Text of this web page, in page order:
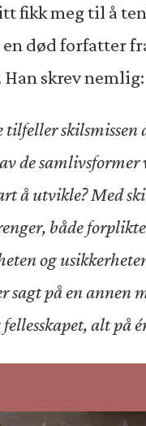
fikk meg til å
død forfatter
skrev nemlig:
tilfeller skilsmissen
de samlivsformer
å utvikle? Med
både
og
sagt på en annen
alt på